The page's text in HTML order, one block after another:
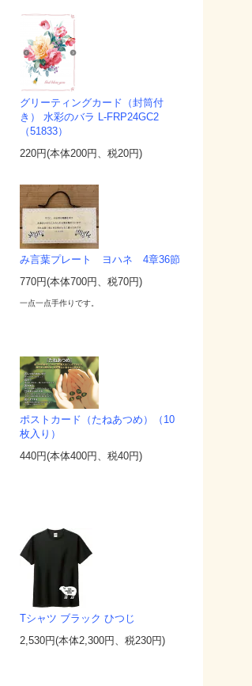
グリーティングカード（封筒付
き） 水彩のバラ L-FRP24GC2
（51833）
220円(本体200円、税20円)
み言葉プレート ヨハネ 4章36節
770円(本体700円、税70円)
一点一点手作りです。
ポストカード（たねあつめ）（10
枚入り）
440円(本体400円、税40円)
Tシャツ ブラック ひつじ
2,530円(本体2,300円、税230円)